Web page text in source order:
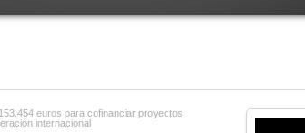
euros para cofinanciar proyectos
internacional